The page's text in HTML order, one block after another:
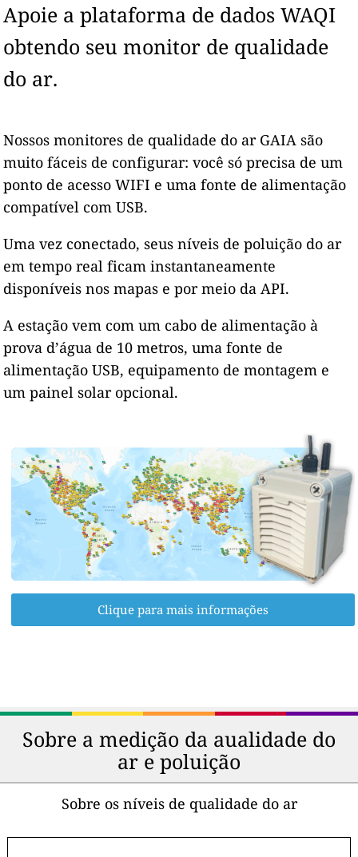
Apoie a plataforma de dados WAQI
obtendo seu monitor de qualidade
do ar.
Nossos monitores de qualidade do ar GAIA são
muito fáceis de configurar: você só precisa de um
ponto de acesso WIFI e uma fonte de alimentação
compatível com USB.
Uma vez conectado, seus níveis de poluição do ar
em tempo real ficam instantaneamente
disponíveis nos mapas e por meio da API.
A estação vem com um cabo de alimentação à
prova d’água de 10 metros, uma fonte de
alimentação USB, equipamento de montagem e
um painel solar opcional.
Clique para mais informações
Sobre a medição da aualidade do
ar e poluição
Sobre os níveis de qualidade do ar